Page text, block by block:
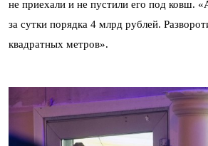
не приехали и не пустили его под ковш.
за сутки порядка 4 млрд рублей.
квадратных метров».